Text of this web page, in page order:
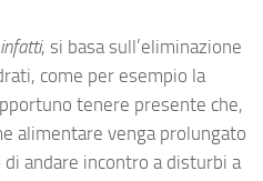
infatti, si basa sull’eliminazione
come per esempio la
tenere presente che,
alimentare venga prolungato
andare incontro a disturbi a